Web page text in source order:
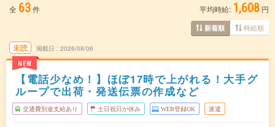
全 63件 平均時給: 1,608 円
新着順 時給順
未読
NEW
掲載日 2026/08/06
【電話少なめ！】ほぼ17時で上がれる！大手グ
ループで出荷・発送伝票の作成など
交通費別途支給あり 土日祝日が休み WEB登録OK 派遣